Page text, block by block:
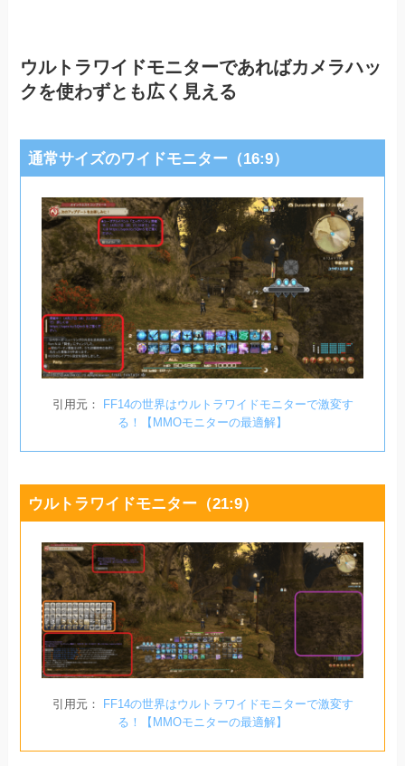
ウルトラワイドモニターであればカメラハッ
クを使わずとも広く見える
通常サイズのワイドモニター（16:9）
引用元：
FF14の世界はウルトラワイドモニターで激変す
る！【MMOモニターの最適解】
ウルトラワイドモニター（21:9）
引用元：
FF14の世界はウルトラワイドモニターで激変す
る！【MMOモニターの最適解】